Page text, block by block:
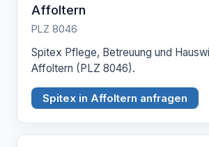
Affoltern
PLZ 8046
Spitex Pflege, Betreuung und
Affoltern (PLZ 8046).
Spitex in Affoltern anfragen